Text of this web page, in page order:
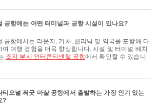
공항에는 어떤 터미널과 공항 시설이 있나요?
여행 경험을 더욱 향상합니다. 시설 및 터미널 배치
조지 부시 인터콘티넨털 공항에서 확인할 수 있습니
티오널 써굿 마샬 공항에서 출발하는 가장 인기 있는
?